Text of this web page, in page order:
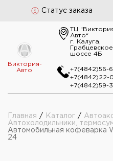
Статус заказа
Виктория-
Авто
ТЦ
Авто“
г. Калуга,
Грабцевское
шоссе 4Б
+7(4842)56-
+7(4842)22-
+7(4842)59-
Главная / Каталог /
Автохолодильники,
Автомобильная кофеварка
24